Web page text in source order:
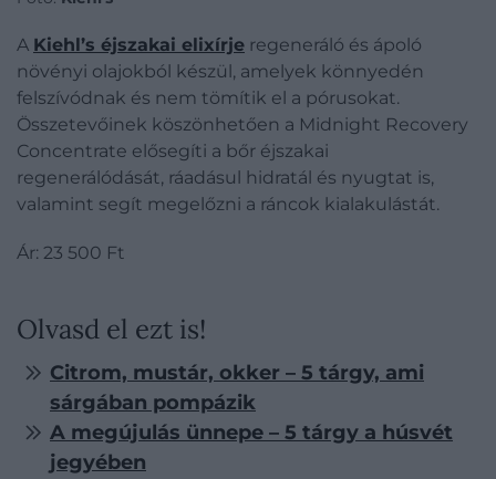
A Kiehl’s éjszakai elixírje regeneráló és ápoló
növényi olajokból készül, amelyek könnyedén
felszívódnak és nem tömítik el a pórusokat.
Összetevőinek köszönhetően a Midnight Recovery
Concentrate elősegíti a bőr éjszakai
regenerálódását, ráadásul hidratál és nyugtat is,
valamint segít megelőzni a ráncok kialakulástát.
Ár: 23 500 Ft
Olvasd el ezt is!
Citrom, mustár, okker – 5 tárgy, ami
sárgában pompázik
A megújulás ünnepe – 5 tárgy a húsvét
jegyében